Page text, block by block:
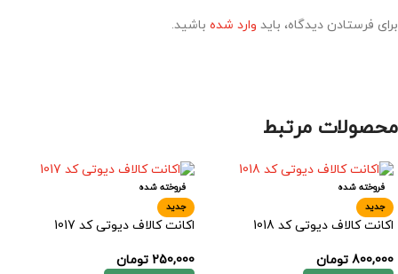
برای فرستادن دیدگاه، باید وارد شده باشید.
محصولات مرتبط
فروخته شده
جدید
اکانت کالاف دیوتی کد 1018
800,000 تومان
فروخته شده
جدید
اکانت کالاف دیوتی کد 1017
250,000 تومان